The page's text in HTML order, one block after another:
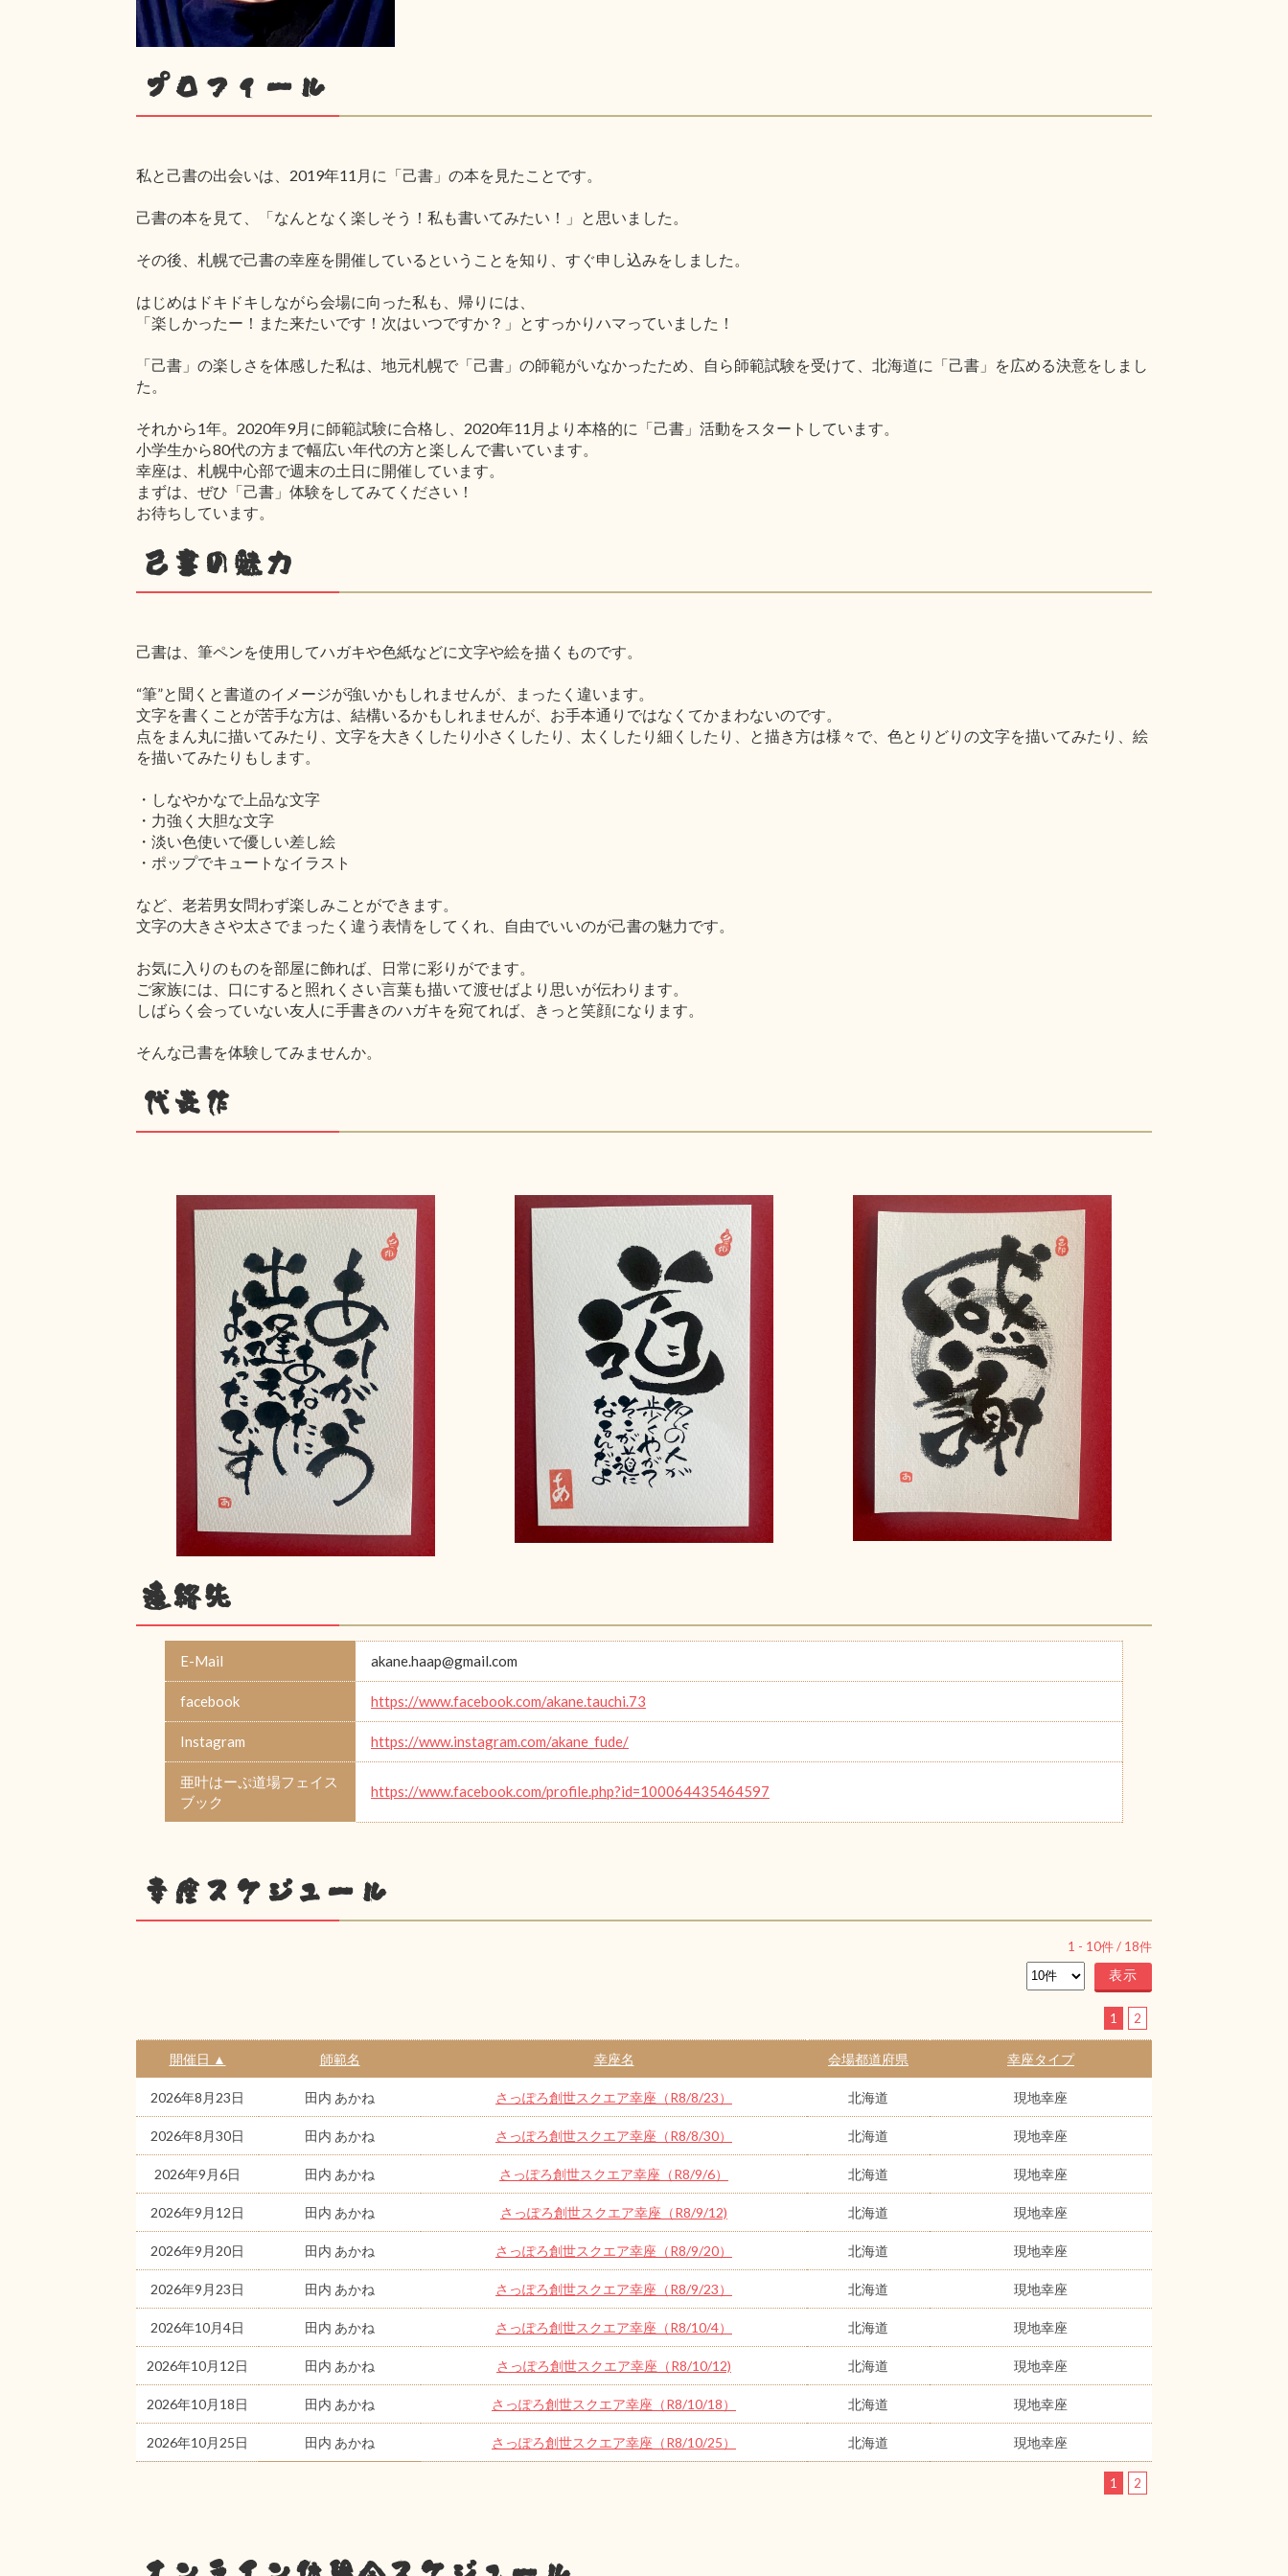
プロフィール
私と己書の出会いは、2019年11月に「己書」の本を見たことです。
己書の本を見て、「なんとなく楽しそう！私も書いてみたい！」と思いました。
その後、札幌で己書の幸座を開催しているということを知り、すぐ申し込みをしました。
はじめはドキドキしながら会場に向った私も、帰りには、
「楽しかったー！また来たいです！次はいつですか？」とすっかりハマっていました！
「己書」の楽しさを体感した私は、地元札幌で「己書」の師範がいなかったため、自ら師範試験を受けて、北海道に「己書」を広める決意をしまし
た。
それから1年。2020年9月に師範試験に合格し、2020年11月より本格的に「己書」活動をスタートしています。
小学生から80代の方まで幅広い年代の方と楽しんで書いています。
幸座は、札幌中心部で週末の土日に開催しています。
まずは、ぜひ「己書」体験をしてみてください！
お待ちしています。
己書の魅力
己書は、筆ペンを使用してハガキや色紙などに文字や絵を描くものです。
“筆”と聞くと書道のイメージが強いかもしれませんが、まったく違います。
文字を書くことが苦手な方は、結構いるかもしれませんが、お手本通りではなくてかまわないのです。
点をまん丸に描いてみたり、文字を大きくしたり小さくしたり、太くしたり細くしたり、と描き方は様々で、色とりどりの文字を描いてみたり、絵
を描いてみたりもします。
・しなやかなで上品な文字
・力強く大胆な文字
・淡い色使いで優しい差し絵
・ポップでキュートなイラスト
など、老若男女問わず楽しみことができます。
文字の大きさや太さでまったく違う表情をしてくれ、自由でいいのが己書の魅力です。
お気に入りのものを部屋に飾れば、日常に彩りがでます。
ご家族には、口にすると照れくさい言葉も描いて渡せばより思いが伝わります。
しばらく会っていない友人に手書きのハガキを宛てれば、きっと笑顔になります。
そんな己書を体験してみませんか。
代表作
連絡先
E-Mail akane.haap@gmail.com
facebook https://www.facebook.com/akane.tauchi.73
Instagram https://www.instagram.com/akane_fude/
亜叶はーぷ道場フェイス
ブック
https://www.facebook.com/profile.php?id=100064435464597
幸座スケジュール
1 - 10件 / 18件
1 2
開催日 ▲ 師範名 幸座名 会場都道府県 幸座タイプ
2026年8月23日 田内 あかね さっぽろ創世スクエア幸座（R8/8/23） 北海道 現地幸座
2026年8月30日 田内 あかね さっぽろ創世スクエア幸座（R8/8/30） 北海道 現地幸座
2026年9月6日 田内 あかね さっぽろ創世スクエア幸座（R8/9/6） 北海道 現地幸座
2026年9月12日 田内 あかね さっぽろ創世スクエア幸座（R8/9/12) 北海道 現地幸座
2026年9月20日 田内 あかね さっぽろ創世スクエア幸座（R8/9/20） 北海道 現地幸座
2026年9月23日 田内 あかね さっぽろ創世スクエア幸座（R8/9/23） 北海道 現地幸座
2026年10月4日 田内 あかね さっぽろ創世スクエア幸座（R8/10/4） 北海道 現地幸座
2026年10月12日 田内 あかね さっぽろ創世スクエア幸座（R8/10/12) 北海道 現地幸座
2026年10月18日 田内 あかね さっぽろ創世スクエア幸座（R8/10/18） 北海道 現地幸座
2026年10月25日 田内 あかね さっぽろ創世スクエア幸座（R8/10/25） 北海道 現地幸座
1 2